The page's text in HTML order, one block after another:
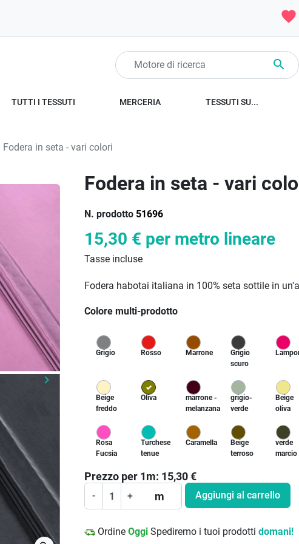
favorite

TUTTI I TESSUTI MERCERIA TESSUTI SU...
Fodera in seta - vari colori
Prossimo
keyboard_arrow_right
Fodera in seta - vari
N. prodotto 51696
15,30 € per metro lineare
Tasse incluse
Fodera habotai italiana in 100% seta sottile in
Colore multi-prodotto
Grigio Rosso Marrone
Grigio
scuro
Beige
freddo
Oliva
marrone -
melanzana
grigio-
verde
Beige
oliva
Rosa
Fucsia
Turchese
tenue
Caramella
Beige
terroso
verde
marcio
Prezzo per 1m: 15,30€
- + m Aggiungi al carrello
Ordine Oggi Spediremo i tuoi prodotti domani!